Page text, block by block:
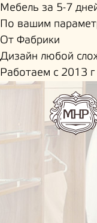
Мебель за 5-7
По вашим
От Фабрики
Дизайн любой
Работаем с 2013 г